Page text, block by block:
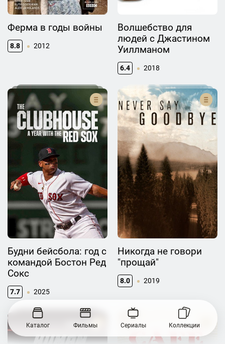
Ферма в годы войны
8.8 2012
Волшебство для
людей с Джастином
Уиллманом
6.4 2018
Будни бейсбола: год с
командой Бостон Ред
Сокс
7.7 2025
Никогда не говори
"прощай"
8.0 2019
Каталог Фильмы Сериалы Коллекции